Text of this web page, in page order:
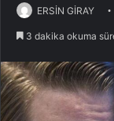
ERSİN GİRAY
3 dakika okuma